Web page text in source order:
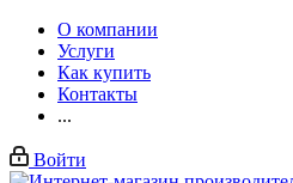
О компании
Услуги
Как купить
Контакты
...
Войти